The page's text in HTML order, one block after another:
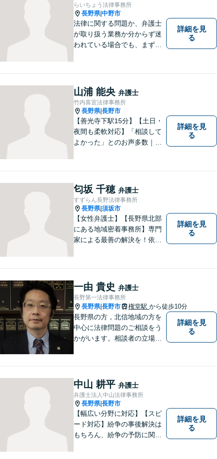
らいちょう法律事務所
長野県|中野市
法律に関する問題か、弁護士
が取り扱う業務か分からず迷
われている場合でも、まずは
す。
詳細を見
る
山浦 能央 弁護士
竹内喜宜法律事務所
長野県|長野市
【善光寺下駅15分】【土日・
夜間も柔軟対応】「相談して
よかった」とのお声多数｜交
士が親身にサポートします。
どんな小さなお悩みでも、ま
ずはお気軽にご相談くださ
い。【完全個室で相談】
詳細を見
る
匂坂 千穂 弁護士
すずらん長野法律事務所
長野県|須坂市
【女性弁護士】【長野県北部
にある地域密着事務所】専門
家による最善の解決を！依頼
スをご提供します。
詳細を見
る
一由 貴史 弁護士
長野第一法律事務所
長野県|長野市 権堂駅 から徒歩10分
長野県の方，北信地域の方を
中心に法律問題のご相談をう
かがいます。相談者の立場を
詳細を見
る
中山 耕平 弁護士
弁護士法人中山法律事務所
長野県|長野市
【幅広い分野に対応】【スピ
ード対応】紛争の事後解決は
もちろん、紛争の予防に関す
詳細を見
る